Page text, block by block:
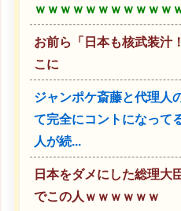
ｗｗｗｗｗｗｗｗｗｗｗ
お前ら「日本も核武装汁
こに
ジャンポケ斎藤と代理人
て完全にコントになっ
人が続...
日本をダメにした総理大
でこの人ｗｗｗｗｗｗ